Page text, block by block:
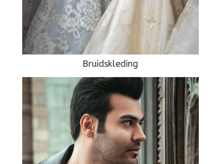
Bruidskleding